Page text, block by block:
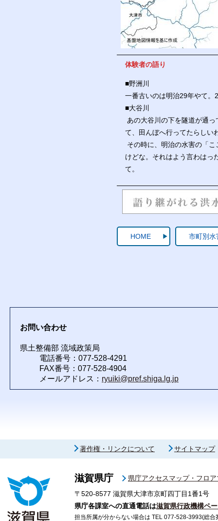
体験者の語り
■野洲川
一番古いのは明治29年やて。
■大谷川
あの大谷川の下を隧道が通
て、田んぼへ行ってたらしい
その時に、明治の水害の「
けどな。それはよう言わはっ
て。
HOME 市町別水
お問い合わせ
県土整備部 流域政策局
電話番号：077-528-4291
FAX番号：077-528-4904
メールアドレス： ryuiki@pref.shiga.lg.jp
著作権・リンクについて サイトマップ
滋賀県庁
県庁アクセスマップ・フロ
〒520-8577 滋賀県大津市京町四丁目1番1号
県庁各課室への直通電話は滋賀県行政機構ペ
担当所属が分からない場合は TEL 077-528-3993(総合